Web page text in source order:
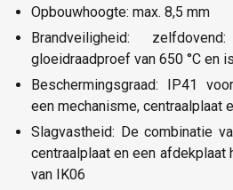
Opbouwhoogte: max. 8,5 mm
Brandveiligheid:
gloeidraadproef van 650 °C en
Beschermingsgraad: IP41
een mechanisme, centraalplaat
Slagvastheid: De combinatie
centraalplaat en een
van IK06